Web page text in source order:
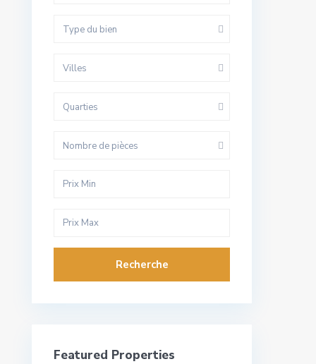
Type du bien
Villes
Quarties
Nombre de pièces
Recherche
Featured Properties